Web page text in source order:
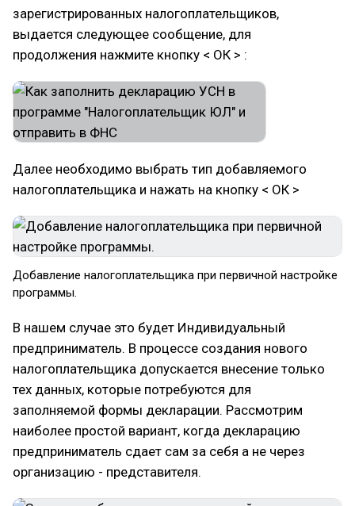
зарегистрированных налогоплательщиков,
выдается следующее сообщение, для
продолжения нажмите кнопку < ОК > :
Далее необходимо выбрать тип добавляемого
налогоплательщика и нажать на кнопку < ОК >
Добавление налогоплательщика при первичной настройке
программы.
В нашем случае это будет Индивидуальный
предприниматель. В процессе создания нового
налогоплательщика допускается внесение только
тех данных, которые потребуются для
заполняемой формы декларации. Рассмотрим
наиболее простой вариант, когда декларацию
предприниматель сдает сам за себя а не через
организацию - представителя.